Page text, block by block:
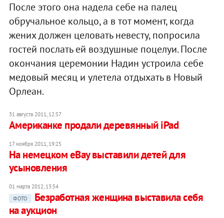
После этого она надела себе на палец
обручальное кольцо, а в тот момент, когда
жених должен целовать невесту, попросила
гостей послать ей воздушные поцелуи. После
окончания церемонии Надин устроила себе
медовый месяц и улетела отдыхать в Новый
Орлеан.
31 августа 2011, 12:57
Американке продали деревянный iPad
17 ноября 2011, 19:25
На немецком eBay выставили детей для
усыновления
01 марта 2012, 13:54
ФОТО
Безработная женщина выставила себя
на аукцион